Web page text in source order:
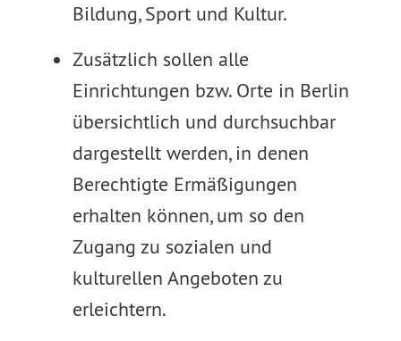
Bildung, Sport und Kultur.
Zusätzlich sollen alle
Einrichtungen bzw. Orte in Berlin
übersichtlich und durchsuchbar
dargestellt werden, in denen
Berechtigte Ermäßigungen
erhalten können, um so den
Zugang zu sozialen und
kulturellen Angeboten zu
erleichtern.